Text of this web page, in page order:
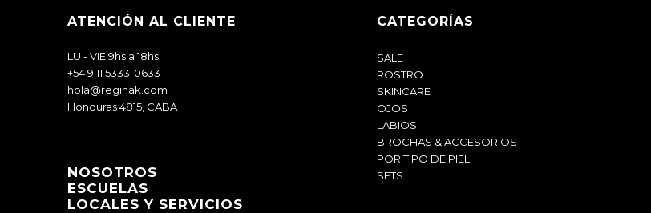
ATENCIÓN AL CLIENTE
LU - VIE 9hs a 18hs
+54 9 11 5333-0633
hola@reginak.com
Honduras 4815, CABA
NOSOTROS
ESCUELAS
LOCALES Y SERVICIOS
CATEGORÍAS
SALE
ROSTRO
SKINCARE
OJOS
LABIOS
BROCHAS & ACCESORIOS
POR TIPO DE PIEL
SETS